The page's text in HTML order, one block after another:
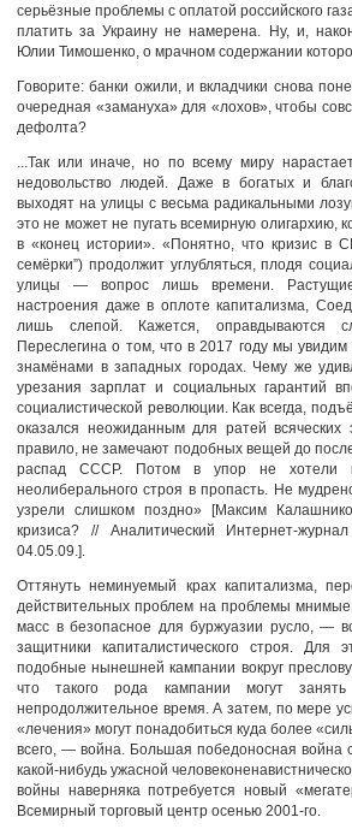
серьёзные проблемы с оплатой российского
платить за Украину не намерена. Ну, и,
Юлии Тимошенко, о мрачном содержании
Говорите: банки ожили, и вкладчики снова
очередная «замануха» для «лохов», чтобы
дефолта?
...Так или иначе, но по всему миру
недовольство людей. Даже в богатых и
выходят на улицы с весьма радикальными
это не может не пугать всемирную олигархию,
в «конец истории». «Понятно, что кризис в
семёрки”) продолжит углубляться, плодя
улицы — вопрос лишь времени. Растущие
настроения даже в оплоте капитализма,
лишь слепой. Кажется, оправдываются
Переслегина о том, что в 2017 году мы
знамёнами в западных городах. Чему же
урезания зарплат и социальных гарантий
социалистической революции. Как всегда,
оказался неожиданным для ратей всяческих
правило, не замечают подобных вещей до
распад СССР. Потом в упор не хотели
неолиберального строя в пропасть. Не
узрели слишком поздно» [Максим
кризиса? // Аналитический Интернет-
04.05.09.].
Оттянуть неминуемый крах капитализма,
действительных проблем на проблемы
масс в безопасное для буржуазии русло, —
защитники капиталистического строя. Для
подобные нынешней кампании вокруг
что такого рода кампании могут
непродолжительное время. А затем, по мере
«лечения» могут понадобиться куда более
всего, — война. Большая победоносная
какой-нибудь ужасной
войны наверняка потребуется новый
Всемирный торговый центр осенью 2001-го.